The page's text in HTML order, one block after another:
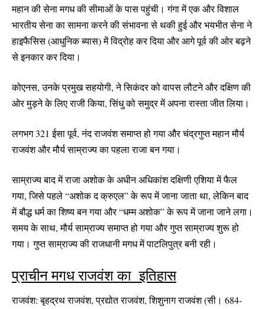
महान की सेना मगध की सीमाओं के पास पहुंची। गंगा में एक और विशाल
भारतीय सेना का सामना करने की संभावना से थकी हुई और भयभीत सेना ने
हाइफैसिस (आधुनिक ब्यास) में विद्रोह कर दिया और आगे पूर्व की ओर बढ़ने
से इनकार कर दिया।
कोएनस, उनके प्रमुख सहयोगी, ने सिकंदर को वापस लौटने और दक्षिण की
ओर मुड़ने के लिए राजी किया, सिंधु को समुद्र में अपना रास्ता जीत लिया।
लगभग 321 ईसा पूर्व, नंद राजवंश समाप्त हो गया और चंद्रगुप्त महान मौर्य
राजवंश और मौर्य साम्राज्य का पहला राजा बन गया।
साम्राज्य बाद में राजा अशोक के अधीन अधिकांश दक्षिणी एशिया में फैल
गया, जिसे पहले “अशोक द क्रुएल” के रूप में जाना जाता था, लेकिन बाद
में बौद्ध धर्म का शिष्य बन गया और “धम्म अशोक” के रूप में जाना जाने लगा।
समय के साथ, मौर्य साम्राज्य समाप्त हो गया और गुप्त साम्राज्य शुरू हो
गया। गुप्त साम्राज्य की राजधानी मगध में पाटलिपुत्र बनी रही।
प्राचीन मगध राजवंश का इतिहास
राजवंश: बृहद्रथ राजवंश, प्रद्योत राजवंश, शिशुनाग राजवंश (सी। 684-